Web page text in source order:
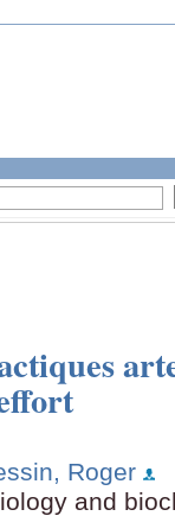
Roger
and